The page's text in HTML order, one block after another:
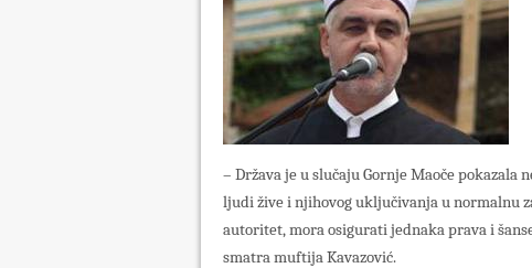
– Država je u slučaju Gornje Maoče
ljudi žive i njihovog uključivanja u normalnu
autoritet, mora osigurati jednaka prava i
smatra muftija Kavazović.